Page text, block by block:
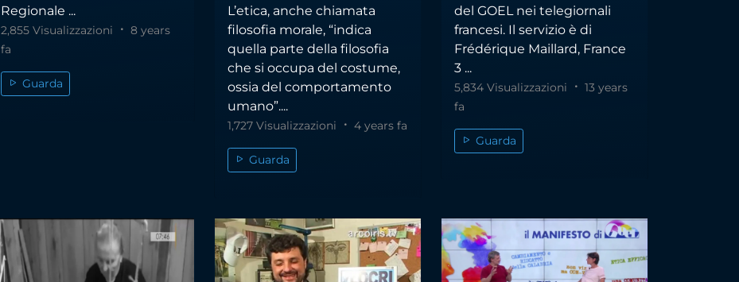
Regionale ...
2,855 Visualizzazioni
8 years
fa
Guarda
L’etica, anche chiamata
filosofia morale, “indica
quella parte della filosofia
che si occupa del costume,
ossia del comportamento
umano”....
1,727 Visualizzazioni 4 years fa
Guarda
del GOEL nei telegiornali
francesi. Il servizio è di
Frédérique Maillard, France
3 ...
5,834 Visualizzazioni
13 years
fa
Guarda